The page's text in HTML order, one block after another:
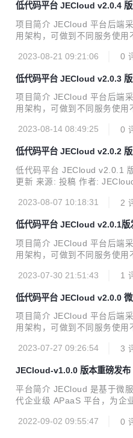
P、OA、CRM、EAM、WMS
统，是企业数字化转型的必
-25) Features 【基础平台】
处理点击首行录入的列表数据
低代码平台 JECloud v2.0.4
子项目更新
项目简介 JECloud 平台后端
用架构，可做到不同服务使用
入口，方便开发者对平台进行
P、OA、CRM、EAM、WMS
统，是企业数字化转型的必
-18) Features 【基础平台】
字颜色 【基础平台】：高级
2023-08-21 09:21:06 0
低代码平台 JECloud v2.0.3
ow 子项目更新
项目简介 JECloud 平台后端
用架构，可做到不同服务使用
入口，方便开发者对平台进行
P、OA、CRM、EAM、WMS
统，是企业数字化转型的必
-11) Features 【工作流引擎
板里面，点击消息可以弹出
2023-08-14 08:49:25 0
低代码平台 JECloud v2.0.2
kflow子项目更新
低代码平台 JECloud v2.0.1
更新 来源: 投稿 作者:
微应用架构，可做到不同服务
植入入口，方便开发者对平台
件开发公司、企业信息中心、
RP、OA、CRM、EAM、
08-1...
2023-08-07 10:18:31 2
低代码平台 JECloud v2.0.1
ow 更新
项目简介 JECloud 平台后端
用架构，可做到不同服务使用
入口，方便开发者对平台进行
P、OA、CRM、EAM、WMS
统，是企业数字化转型的必
-30) Features 【工作流引擎
引擎】：工作流全局事件添加
2023-07-30 21:51:43 1
低代码平台 JECloud v2.0.0
的技术基座
项目简介 JECloud 平台后端
用架构，可做到不同服务使用
入口，方便开发者对平台进行
P、OA、CRM、EAM、WMS
统，是企业数字化转型的必备
a，JavaScript 技术架构：后
目：ServiceCenter、
2023-07-27 09:26:54 3
JECloud-v1.0.0 版本重磅发布
平台简介 JECloud 是基于微
代企业级 APaaS 平台，为企
性化定制，提供支撑企业业务
2022-09-02 09:55:47 0